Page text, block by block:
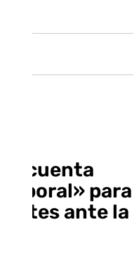
ya cuenta
para
ante la